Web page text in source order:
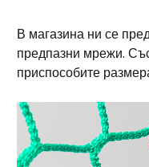
В магазина ни се
предпазни мрежи.
приспособите